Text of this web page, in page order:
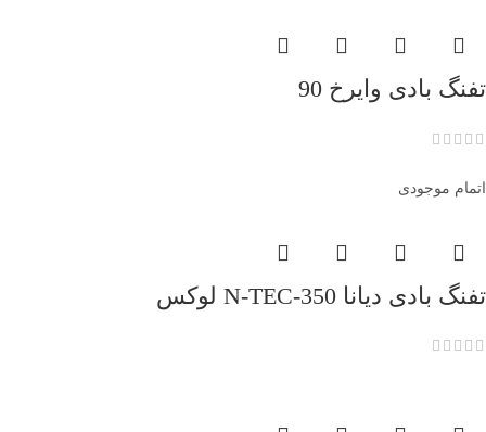
تفنگ بادی وایرخ 90
اتمام موجودی
تفنگ بادی دیانا 350-N-TEC لوکس